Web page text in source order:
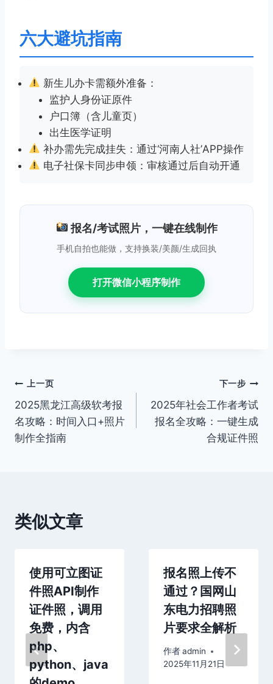
六大避坑指南
新生儿办卡需额外准备：
监护人身份证原件
户口簿（含儿童页）
出生医学证明
补办需先完成挂失：通过‘河南人社’APP操作
电子社保卡同步申领：审核通过后自动开通
报名/考试照片，一键在线制作
手机自拍也能做，支持换装/美颜/生成回执
打开微信小程序制作
文
章
导
上一页
2025黑龙江高级软考报
名攻略：时间入口+照片
制作全指南
下一步
2025年社会工作者考试
报名全攻略：一键生成
合规证件照
类似文章
使用可立图证
件照API制作
证件照，调用
免费，内含
php、
python、java
报名照上传不
通过？国网山
东电力招聘照
片要求全解析
作者admin
2025年11月21日